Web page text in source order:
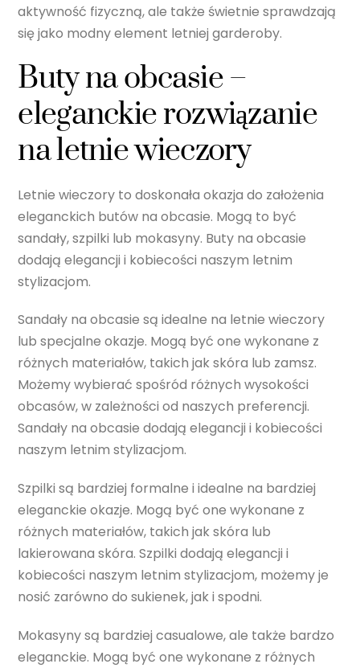
aktywność fizyczną, ale także świetnie sprawdzają
się jako modny element letniej garderoby.
Buty na obcasie –
eleganckie rozwiązanie
na letnie wieczory
Letnie wieczory to doskonała okazja do założenia
eleganckich butów na obcasie. Mogą to być
sandały, szpilki lub mokasyny. Buty na obcasie
dodają elegancji i kobiecości naszym letnim
stylizacjom.
Sandały na obcasie są idealne na letnie wieczory
lub specjalne okazje. Mogą być one wykonane z
różnych materiałów, takich jak skóra lub zamsz.
Możemy wybierać spośród różnych wysokości
obcasów, w zależności od naszych preferencji.
Sandały na obcasie dodają elegancji i kobiecości
naszym letnim stylizacjom.
Szpilki są bardziej formalne i idealne na bardziej
eleganckie okazje. Mogą być one wykonane z
różnych materiałów, takich jak skóra lub
lakierowana skóra. Szpilki dodają elegancji i
kobiecości naszym letnim stylizacjom, możemy je
nosić zarówno do sukienek, jak i spodni.
Mokasyny są bardziej casualowe, ale także bardzo
eleganckie. Mogą być one wykonane z różnych